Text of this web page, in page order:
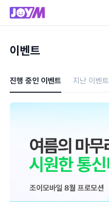
이벤트
진행 중인 이벤트 지난 이벤트